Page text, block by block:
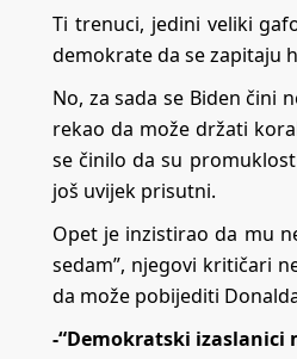
Ti trenuci, jedini veliki
demokrate da se zapitaju
No, za sada se Biden čini
rekao da može držati
se činilo da su
još uvijek prisutni.
Opet je inzistirao da mu
sedam”, njegovi kritičari
da može pobijediti
-“Demokratski izaslanici